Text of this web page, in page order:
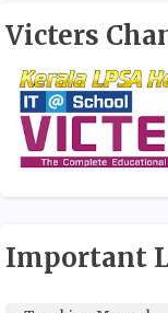
Victers
Important